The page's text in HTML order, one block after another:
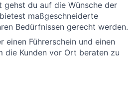
gehst du auf die Wünsche der
maßgeschneiderte
Bedürfnissen gerecht werden.
einen Führerschein und einen
die Kunden vor Ort beraten zu